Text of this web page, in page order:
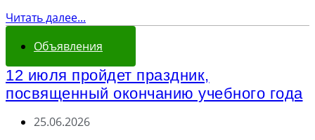
Читать далее...
Объявления
12 июля пройдет праздник,
посвященный окончанию учебного года
25.06.2026